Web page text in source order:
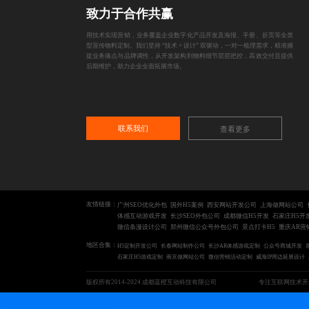
致力于合作共赢
用技术实现营销，业务覆盖企业数字化产品开发及海报、手册、折页等全类
型宣传物料定制。我们坚持 “技术 + 设计” 双驱动，一对一梳理需求，精准捕
捉业务痛点与品牌调性，从开发架构到物料细节层层把控，高效交付且提供
后期维护，助力企业全面拓展市场。
联系我们 查看更多
友情链接： 广州SEO优化外包 国外H5案例 西安网站开发公司 上海做网站公司
体感互动游戏开发 长沙SEO外包公司 成都微信H5开发 石家庄H5开
微信条漫设计公司
郑州微信公众号外包公司 景点打卡H5 重庆AR营
地区合集： H5定制开发公司 长春网站制作公司 长沙AR体感游戏定制 公众号商城开发
石家庄H5游戏定制
南京做网站公司 微信营销活动定制 威海IP周边延展设计
版权所有2014-2024 成都蓝橙互动科技有限公司 专注互联网技术